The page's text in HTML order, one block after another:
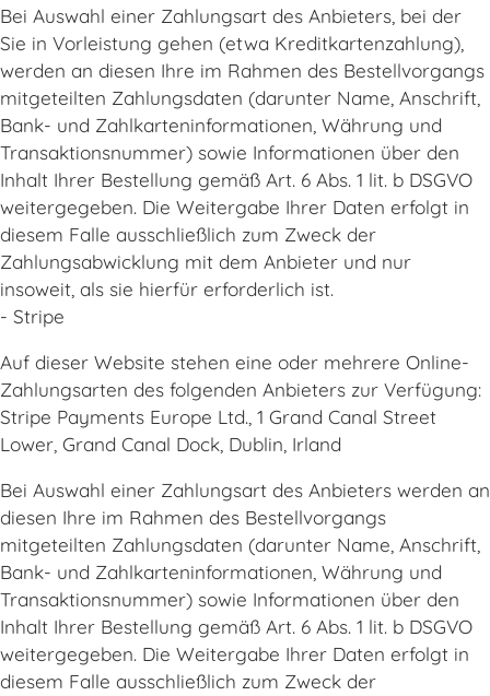
Bei Auswahl einer Zahlungsart des Anbieters, bei der
Sie in Vorleistung gehen (etwa Kreditkartenzahlung),
werden an diesen Ihre im Rahmen des Bestellvorgangs
mitgeteilten Zahlungsdaten (darunter Name, Anschrift,
Bank- und Zahlkarteninformationen, Währung und
Transaktionsnummer) sowie Informationen über den
Inhalt Ihrer Bestellung gemäß Art. 6 Abs. 1 lit. b DSGVO
weitergegeben. Die Weitergabe Ihrer Daten erfolgt in
diesem Falle ausschließlich zum Zweck der
Zahlungsabwicklung mit dem Anbieter und nur
insoweit, als sie hierfür erforderlich ist.
- Stripe
Auf dieser Website stehen eine oder mehrere Online-
Zahlungsarten des folgenden Anbieters zur Verfügung:
Stripe Payments Europe Ltd., 1 Grand Canal Street
Lower, Grand Canal Dock, Dublin, Irland
Bei Auswahl einer Zahlungsart des Anbieters werden an
diesen Ihre im Rahmen des Bestellvorgangs
mitgeteilten Zahlungsdaten (darunter Name, Anschrift,
Bank- und Zahlkarteninformationen, Währung und
Transaktionsnummer) sowie Informationen über den
Inhalt Ihrer Bestellung gemäß Art. 6 Abs. 1 lit. b DSGVO
weitergegeben. Die Weitergabe Ihrer Daten erfolgt in
diesem Falle ausschließlich zum Zweck der